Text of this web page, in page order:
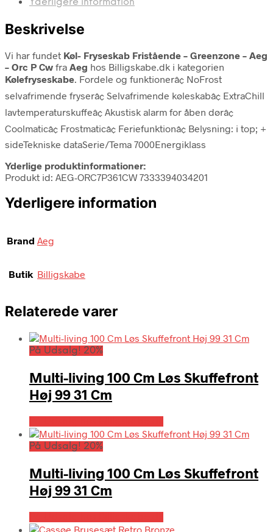
Yderligere information
Beskrivelse
Vi har fundet Køl- Fryseskab Fristående – Greenzone – Aeg
– Orc P Cw fra Aeg hos Billigskabe.dk i kategorien
Kølefryseskabe. Fordele og funktionerâ¢ NoFrost
selvafrimende fryserâ¢ Selvafrimende køleskabâ¢ ExtraChill
lavtemperaturskuffeâ¢ Akustisk alarm for åben dørâ¢
Coolmaticâ¢ Frostmaticâ¢ Feriefunktionâ¢ Belysning: i top; +
sideTekniske dataSerie/Tema 7000Energiklass
Yderlige produktinformationer:
Produkt id: AEG-ORC7P361CW 7333394034201
Yderligere information
Brand Aeg
Butik Billigskabe
Relaterede varer
På Udsalg! 20%
Multi-living 100 Cm Løs Skuffefront
Høj 99 31 Cm
På Udsalg! 20%
Multi-living 100 Cm Løs Skuffefront
Høj 99 31 Cm